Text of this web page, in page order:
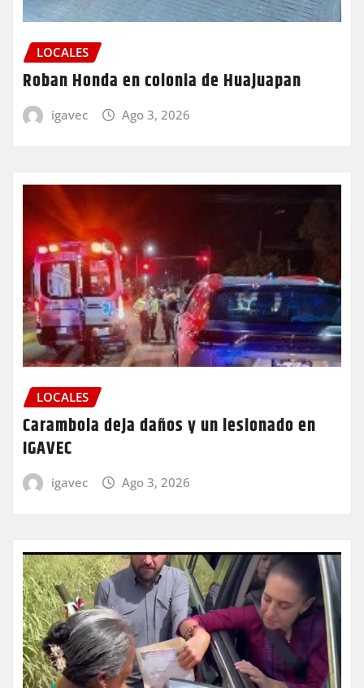
LOCALES
Roban Honda en colonia de Huajuapan
igavec Ago 3, 2026
LOCALES
Carambola deja daños y un lesionado en
IGAVEC
igavec Ago 3, 2026